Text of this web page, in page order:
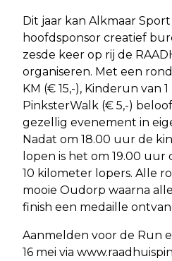
Dit jaar kan Alkmaar
hoofdsponsor creatief
zesde keer op rij de
organiseren. Met een
KM (€ 15,-), Kinderun van
PinksterWalk (€ 5,-)
gezellig evenement in
Nadat om 18.00 uur de
lopen is het om 19.00
10 kilometer lopers. Alle
mooie Oudorp waarna
finish een medaille
Aanmelden voor de Run
16 mei via